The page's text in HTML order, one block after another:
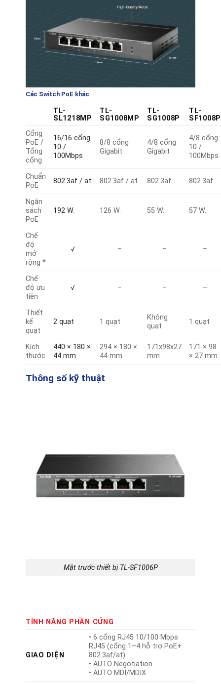
Các Switch PoE khác
TL-
SL1218MP
TL-
SG1008MP
TL-
SG1008P
TL-
SF1008P
Cổng
PoE /
Tổng
cổng
16/16 cổng
10 /
100Mbps
8/8 cổng
Gigabit
4/8 cổng
Gigabit
4/8 cổng
10 /
100Mbps
Chuẩn
PoE
802.3af / at 802.3af / at 802.3af 802.3af
Ngân
sách
PoE
192 W. 126 W. 55 W. 57 W.
Chế
độ
mở
rộng *
√ – – –
Chế
độ ưu
tiên
√ – – –
Thiết
kế
quạt
2 quạt 1 quạt
Không
quạt
1 quạt
Kích
thước
440 × 180 ×
44 mm
294 × 180 ×
44 mm
171x98x27
mm
171 × 98
× 27 mm
Thông số kỹ thuật
Mặt trước thiết bị TL-SF1006P
TÍNH NĂNG PHẦN CỨNG
GIAO DIỆN
• 6 cổng RJ45 10/100 Mbps
RJ45 (cổng 1–4 hỗ trợ PoE+
802.3af/at)
• AUTO Negotiation
• AUTO MDI/MDIX